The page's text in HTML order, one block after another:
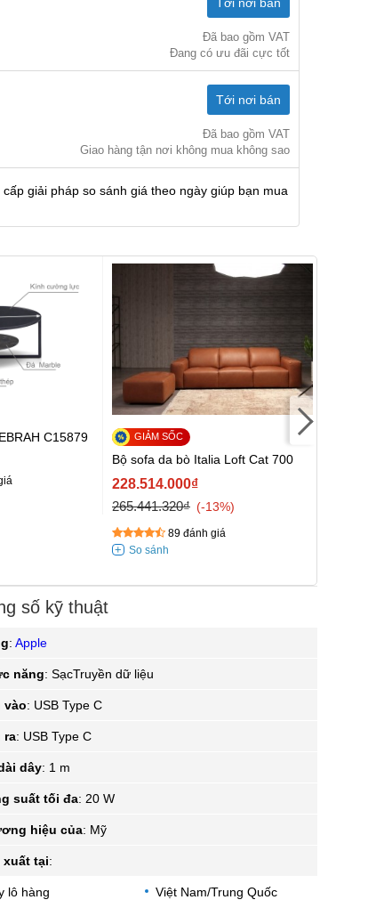
Đã bao gồm VAT
Đang có ưu đãi cực tốt
Tới nơi bán
Đã bao gồm VAT
Giao hàng tận nơi không mua không sao
giải pháp so sánh giá theo ngày giúp bạn mua
C15879
Bộ sofa da bò Italia Loft Cat 700
228.514.000₫
265.441.320₫
-13%
89 đánh giá
số kỹ thuật
: Apple
năng: SạcTruyền dữ liệu
vào: USB Type C
ra: USB Type C
dây: 1 m
suất tối đa: 20 W
hiệu của: Mỹ
xuất tại:
lô hàng Việt Nam/Trung Quốc